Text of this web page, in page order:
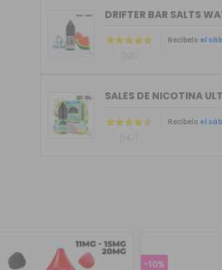
DRIFTER BAR SALTS
(191)
Recíbelo el
SALES DE NICOTINA
(147)
Recíbelo el
-10%